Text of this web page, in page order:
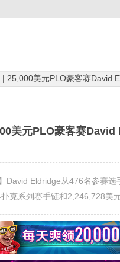
| 25,000美元PLO豪客赛David
美元PLO豪客赛
David Eldridge从476名参赛
克系列赛手链和2,246,728美